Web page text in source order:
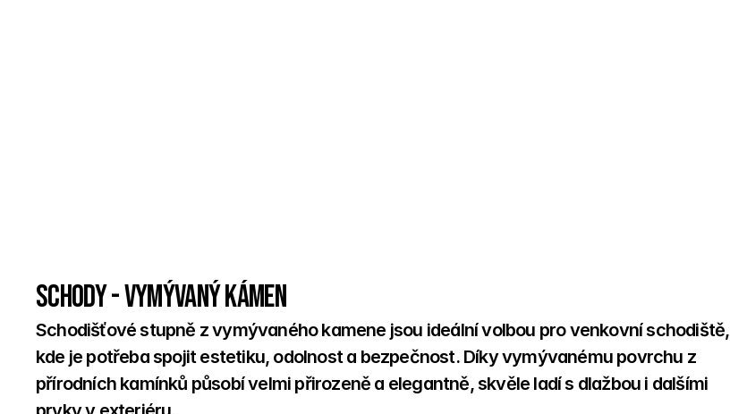
Schody - Vymývaný kámen
Schodišťové stupně z vymývaného kamene jsou ideální volbou pro venkovní schodiště,
kde je potřeba spojit estetiku, odolnost a bezpečnost. Díky vymývanému povrchu z
přírodních kamínků působí velmi přirozeně a elegantně, skvěle ladí s dlažbou i dalšími